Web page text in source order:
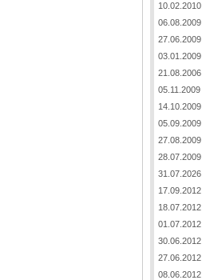
10.02.2010
06.08.2009
27.06.2009
03.01.2009
21.08.2006
05.11.2009
14.10.2009
05.09.2009
27.08.2009
28.07.2009
31.07.2026
17.09.2012
18.07.2012
01.07.2012
30.06.2012
27.06.2012
08.06.2012